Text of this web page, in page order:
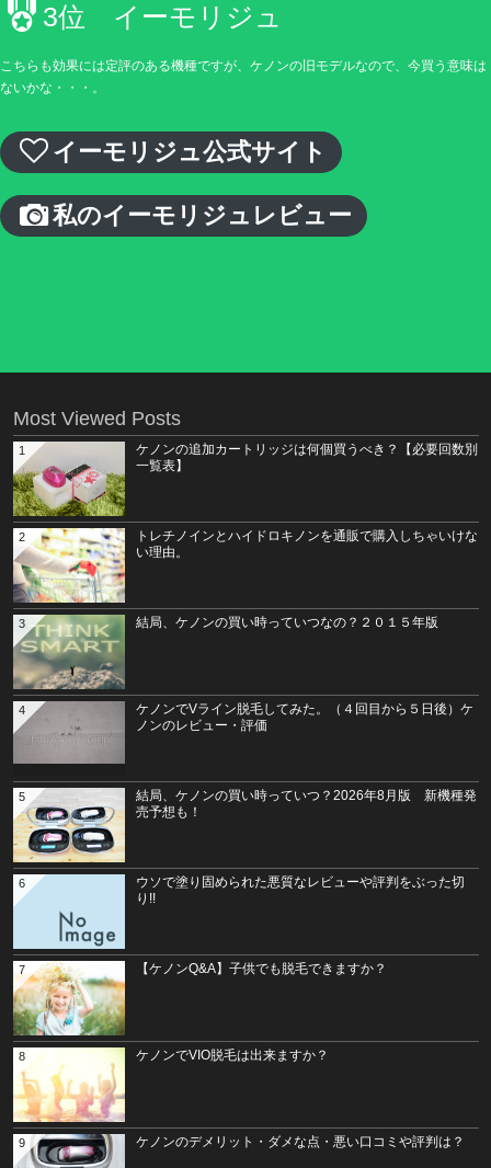
3位 イーモリジュ
こちらも効果には定評のある機種ですが、ケノンの旧モデルなので、今買う意味は
ないかな・・・。
イーモリジュ公式サイト
私のイーモリジュレビュー
Most Viewed Posts
ケノンの追加カートリッジは何個買うべき？【必要回数別
一覧表】
1
トレチノインとハイドロキノンを通販で購入しちゃいけな
い理由。
2
結局、ケノンの買い時っていつなの？２０１５年版
3
ケノンでVライン脱毛してみた。（４回目から５日後）ケ
ノンのレビュー・評価
4
結局、ケノンの買い時っていつ？2026年8月版 新機種発
売予想も！
5
ウソで塗り固められた悪質なレビューや評判をぶった切
り!!
6
【ケノンQ&A】子供でも脱毛できますか？
7
ケノンでVIO脱毛は出来ますか？
8
ケノンのデメリット・ダメな点・悪い口コミや評判は？
9